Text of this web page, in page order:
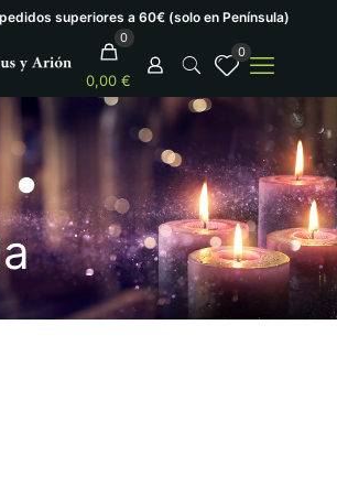
superiores a 60€ (solo en Península)
0
0,00 €
0